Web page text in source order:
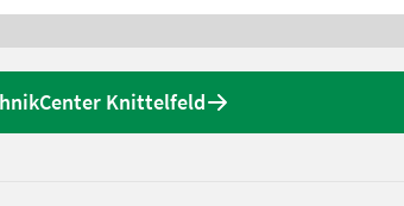
Knittelfeld